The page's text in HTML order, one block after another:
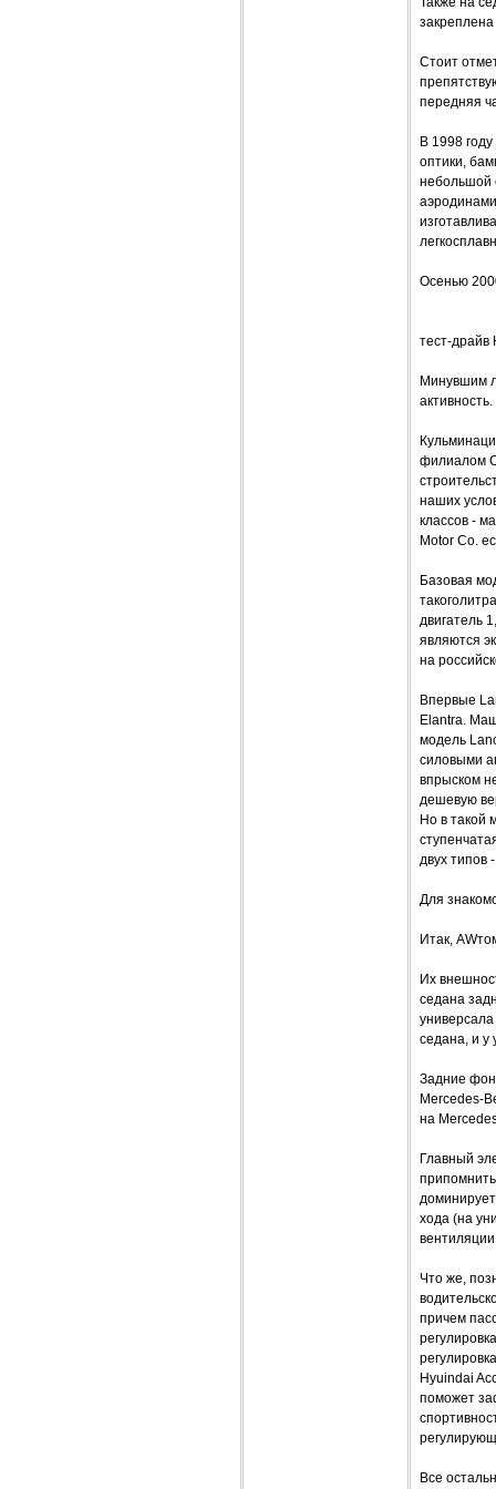
Стоит
передняя
В 1998
оптики,
небольшой
Осенью
тест-драйв
Минувшим
активность.
филиалом
наших
классов -
Motor Co.
Базовая
двигатель
являются
на
Впервые
Elantra.
модель
силовыми
впрыском
дешевую
Но в такой
двух типов
Для
Итак,
Их
седана
универсала
седана, и у
Задние
Mercedes-
на
Главный
хода (на
Что же,
причем
Hyuindai
поможет
Все